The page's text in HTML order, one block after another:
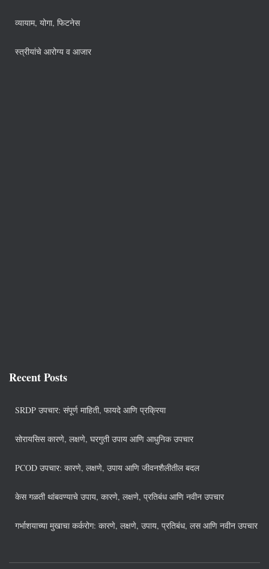
व्यायाम, योगा, फिटनेस
स्त्रीयांचे आरोग्य व आजार
Recent Posts
SRDP उपचार: संपूर्ण माहिती, फायदे आणि प्रक्रिया
सोरायसिस कारणे, लक्षणे, घरगुती उपाय आणि आधुनिक उपचार
PCOD उपचार: कारणे, लक्षणे, उपाय आणि जीवनशैलीतील बदल
केस गळती थांबवण्याचे उपाय, कारणे, लक्षणे, प्रतिबंध आणि नवीन उपचार
गर्भाशयाच्या मुखाचा कर्करोग: कारणे, लक्षणे, उपाय, प्रतिबंध, लस आणि नवीन उपचार